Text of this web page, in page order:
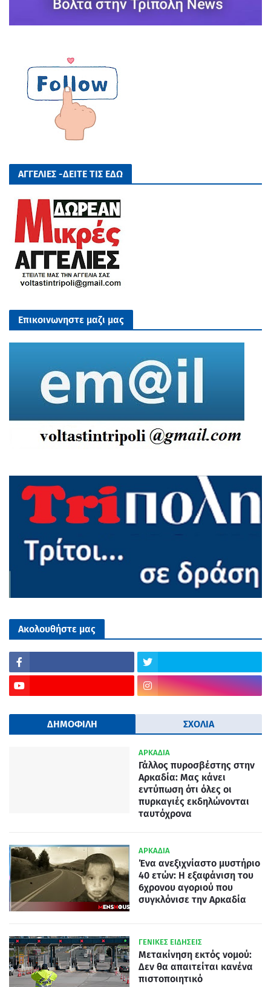
ΑΓΓΕΛΙΕΣ -ΔΕΙΤΕ ΤΙΣ ΕΔΩ
Επικοινωνηστε μαζι μας
Ακολουθήστε μας
ΔΗΜΟΦΙΛΗ ΣΧΟΛΙΑ
ΑΡΚΑΔΙΑ
Γάλλος πυροσβέστης στην
Αρκαδία: Μας κάνει
εντύπωση ότι όλες οι
πυρκαγιές εκδηλώνονται
ταυτόχρονα
ΑΡΚΑΔΙΑ
Ένα ανεξιχνίαστο μυστήριο
40 ετών: Η εξαφάνιση του
6χρονου αγοριού που
συγκλόνισε την Αρκαδία
ΓΕΝΙΚΕΣ ΕΙΔΗΣΕΙΣ
Μετακίνηση εκτός νομού:
Δεν θα απαιτείται κανένα
πιστοποιητικό